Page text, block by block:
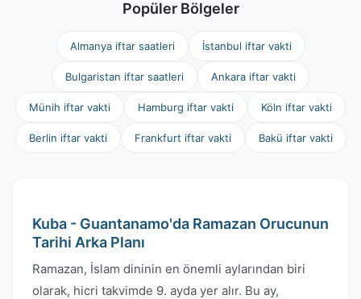
Popüler Bölgeler
Almanya iftar saatleri İstanbul iftar vakti
Bulgaristan iftar saatleri Ankara iftar vakti
Münih iftar vakti Hamburg iftar vakti Köln iftar vakti
Berlin iftar vakti Frankfurt iftar vakti Bakü iftar vakti
Kuba - Guantanamo'da Ramazan Orucunun
Tarihi Arka Planı
Ramazan, İslam dininin en önemli aylarından biri
olarak, hicri takvimde 9. ayda yer alır. Bu ay,